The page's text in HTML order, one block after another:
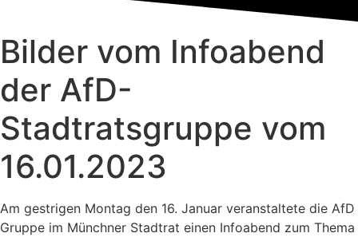
Bilder vom Infoabend
der AfD-
Stadtratsgruppe vom
16.01.2023
Am gestrigen Montag den 16. Januar veranstaltete die AfD
Gruppe im Münchner Stadtrat einen Infoabend zum Thema